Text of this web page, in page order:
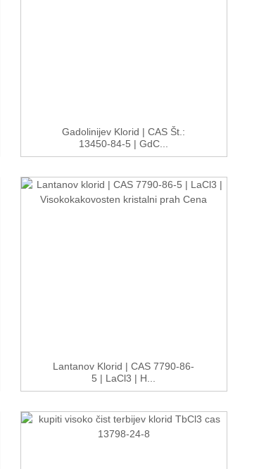
Gadolinijev Klorid | CAS Št.:
13450-84-5 | GdC...
Lantanov Klorid | CAS 7790-86-
5 | LaCl3 | H...